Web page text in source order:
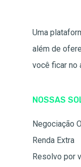
Uma
além de
você ficar no
NOSSAS
Negociação
Renda Extra
Resolvo por